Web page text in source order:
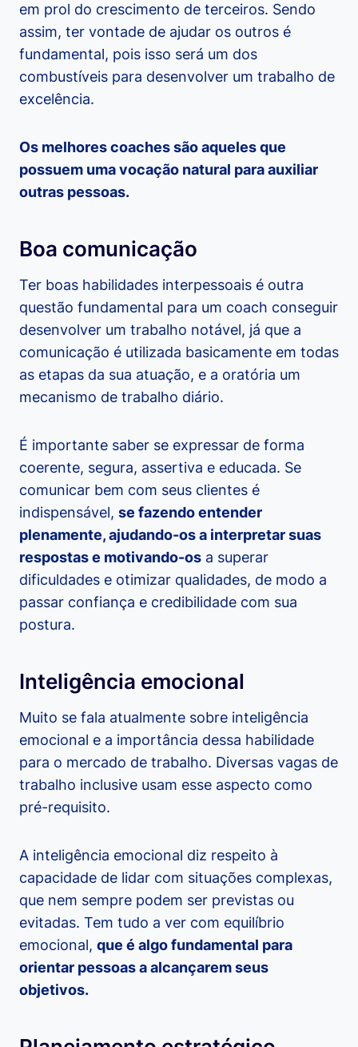
em prol do crescimento de terceiros. Sendo
assim, ter vontade de ajudar os outros é
fundamental, pois isso será um dos
combustíveis para desenvolver um trabalho de
excelência.
Os melhores coaches são aqueles que
possuem uma vocação natural para auxiliar
outras pessoas.
Boa comunicação
Ter boas habilidades interpessoais é outra
questão fundamental para um coach conseguir
desenvolver um trabalho notável, já que a
comunicação é utilizada basicamente em todas
as etapas da sua atuação, e a oratória um
mecanismo de trabalho diário.
É importante saber se expressar de forma
coerente, segura, assertiva e educada. Se
comunicar bem com seus clientes é
indispensável, se fazendo entender
plenamente, ajudando-os a interpretar suas
respostas e motivando-os a superar
dificuldades e otimizar qualidades, de modo a
passar confiança e credibilidade com sua
postura.
Inteligência emocional
Muito se fala atualmente sobre inteligência
emocional e a importância dessa habilidade
para o mercado de trabalho. Diversas vagas de
trabalho inclusive usam esse aspecto como
pré-requisito.
A inteligência emocional diz respeito à
capacidade de lidar com situações complexas,
que nem sempre podem ser previstas ou
evitadas. Tem tudo a ver com equilíbrio
emocional, que é algo fundamental para
orientar pessoas a alcançarem seus
objetivos.